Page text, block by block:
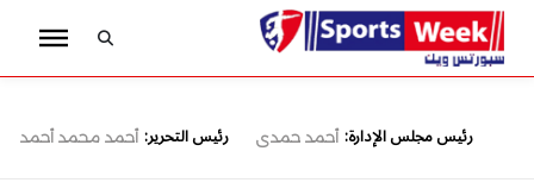
رئيس مجلس الإدارة: أحمد حمدى رئيس التحرير: أحمد محمد أحمد